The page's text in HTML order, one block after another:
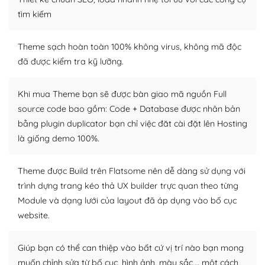
Dễ dàng tùy chỉnh trên WordPress
WordPress là nơi lưu trữ cho một diễn đàn cộng đồng
Nếu bạn gặp khó khăn, bạn có thể lên mạng và tìm
kiếm những cộng đồng WordPress, họ sẽ giúp bạn trả
lời, giải đáp vấn đề của bạn.
– Đa dạng plugin và themes
Plugin mở rộng là thành phần cài đặt thêm vào
tìm kiếm
Theme sạch hoàn toàn 100% không virus, không mã độc
đã được kiểm tra kỹ lưỡng.
Khi mua Theme bạn sẽ được bàn giao mã nguồn Full
source code bao gồm: Code + Database được nhân bản
bằng plugin duplicator bạn chỉ việc đăt cài đặt lên Hosting
là giống demo 100%.
Theme được Build trên Flatsome nên dễ dàng sử dụng với
trình dựng trang kéo thả UX builder trực quan theo từng
Module và dạng lưới của layout đã áp dụng vào bố cục
website.
Giúp bạn có thể can thiệp vào bất cứ vị trí nào bạn mong
muốn chỉnh sửa từ bố cục, hình ảnh, màu sắc,… một cách